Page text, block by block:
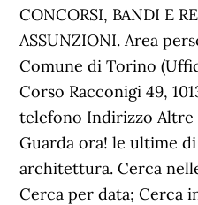
CONCORSI, BANDI E
ASSUNZIONI. Area
Comune di Torino
Corso Racconigi 49,
telefono Indirizzo
Guarda ora! le ultime
architettura. Cerca
Cerca per data; Cerca